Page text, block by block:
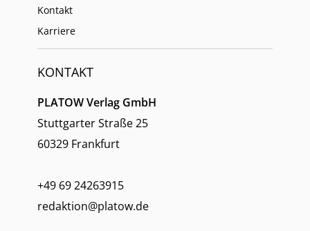
Kontakt
Karriere
KONTAKT
PLATOW Verlag GmbH
Stuttgarter Straße 25
60329 Frankfurt
+49 69 24263915
redaktion@platow.de